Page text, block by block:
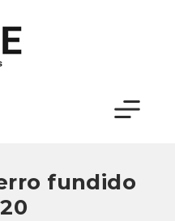
fundido